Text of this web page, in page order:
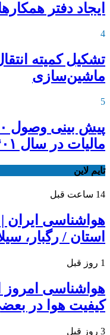
ایجاد دفتر
4
تشکیل کمیته
ماشین‌سازی
5
مالیات در سال ۱۴۰۱
تایم لاین
14 ساعت قبل
استان / رگبار،
1 روز قبل
هواشناسی
کیفیت هوا در
3 روز قبل